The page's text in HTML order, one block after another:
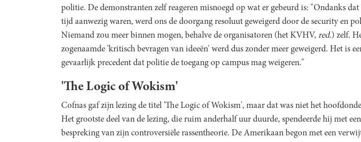
politie. De demonstranten zelf reageren misnoegd op wat er gebeurd is: "Ondanks dat
tijd aanwezig waren, werd ons de doorgang resoluut geweigerd door de security en
Niemand zou meer binnen mogen, behalve de organisatoren (het KVHV, red.) zelf.
zogenaamde 'kritisch bevragen van ideeën' werd dus zonder meer geweigerd. Het is
gevaarlijk precedent dat politie de toegang op campus mag weigeren."
'The Logic of Wokism'
Cofnas gaf zijn lezing de titel 'The Logic of Wokism', maar dat was niet het
Het grootste deel van de lezing, die ruim anderhalf uur duurde, spendeerde hij met een
bespreking van zijn controversiële rassentheorie. De Amerikaan begon met een